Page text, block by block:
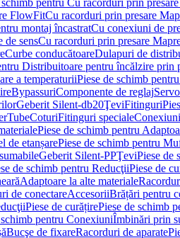
schimb pentru Cu racorduri prin
FlowFitCu racorduri prin presare
montaj încastratCu conexiuni de
de sensCu racorduri prin presare
Curbe conducătoareDulapuri de
Distribuitoare pentru încălzire prin
a temperaturiiPiese de schimb
BypassuriComponente de reglaj
Geberit Silent-db20ŢeviFitinguri
CoturiFitinguri specialeConexiuni
Piese de schimb pentru
de etanșarePiese de schimb pentru
Geberit Silent-PPŢeviPiese de
de schimb pentru ReducţiiPiese de
Adaptoare la alte materiale
de conectareAccesoriiBrățări pentru
Piese de curățirePiese de schimb
pentru ConexiuniÎmbinări prin
Bucşe de fixareRacorduri de aparate